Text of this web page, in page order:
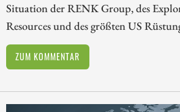
Situation der RENK Group, des
Resources und des größten US
ZUM KOMMENTAR